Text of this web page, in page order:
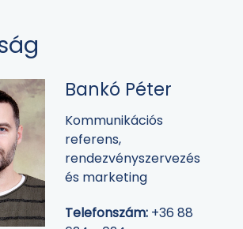
Bankó Péter
Kommunikációs
referens,
rendezvényszervezés
és marketing
Telefonszám: +36 88